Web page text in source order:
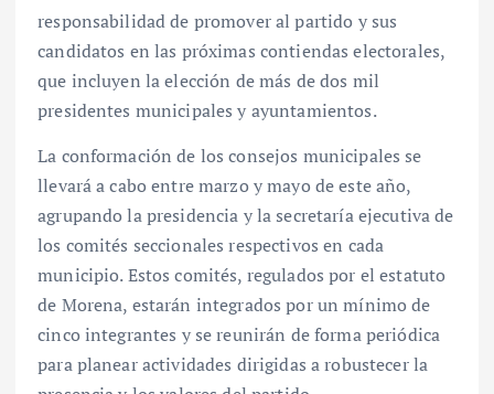
responsabilidad de promover al partido y sus
candidatos en las próximas contiendas electorales,
que incluyen la elección de más de dos mil
presidentes municipales y ayuntamientos.
La conformación de los consejos municipales se
llevará a cabo entre marzo y mayo de este año,
agrupando la presidencia y la secretaría ejecutiva de
los comités seccionales respectivos en cada
municipio. Estos comités, regulados por el estatuto
de Morena, estarán integrados por un mínimo de
cinco integrantes y se reunirán de forma periódica
para planear actividades dirigidas a robustecer la